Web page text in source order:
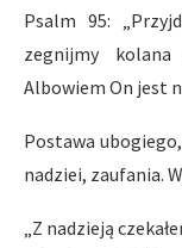
Psalm 95:
zegnijmy
Albowiem On jest
Postawa
nadziei, zaufania.
„Z nadzieją